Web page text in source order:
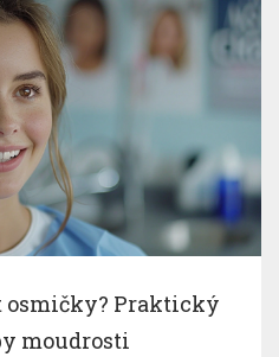
Praktický
moudrosti